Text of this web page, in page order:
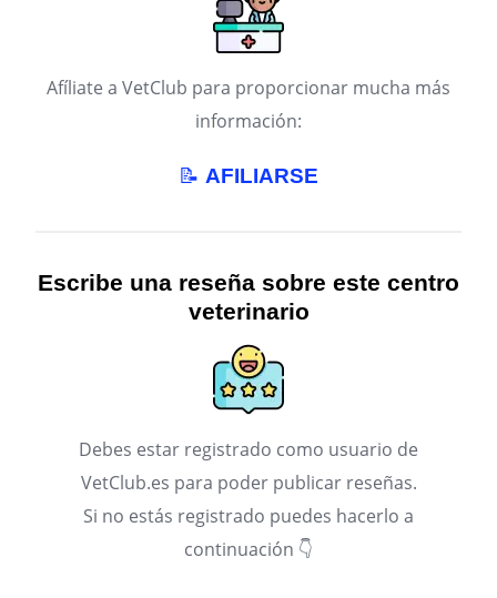
Afíliate a VetClub para proporcionar mucha más
información:
📝 AFILIARSE
Escribe una reseña sobre este centro
veterinario
Debes estar registrado como usuario de
VetClub.es para poder publicar reseñas.
Si no estás registrado puedes hacerlo a
continuación 👇